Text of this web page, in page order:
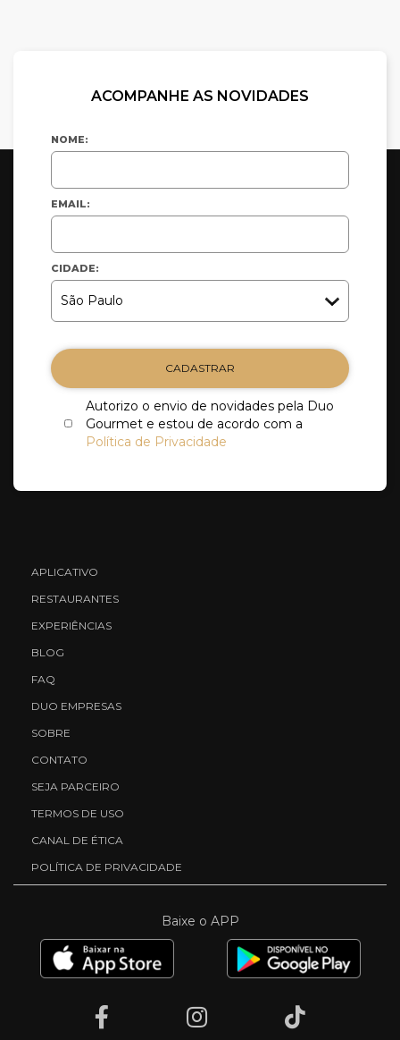
ACOMPANHE AS NOVIDADES
NOME:
EMAIL:
CIDADE:
CADASTRAR
Autorizo o envio de novidades pela Duo
Gourmet e estou de acordo com a
Política de Privacidade
APLICATIVO
RESTAURANTES
EXPERIÊNCIAS
BLOG
FAQ
DUO EMPRESAS
SOBRE
CONTATO
SEJA PARCEIRO
TERMOS DE USO
CANAL DE ÉTICA
POLÍTICA DE PRIVACIDADE
Baixe o APP